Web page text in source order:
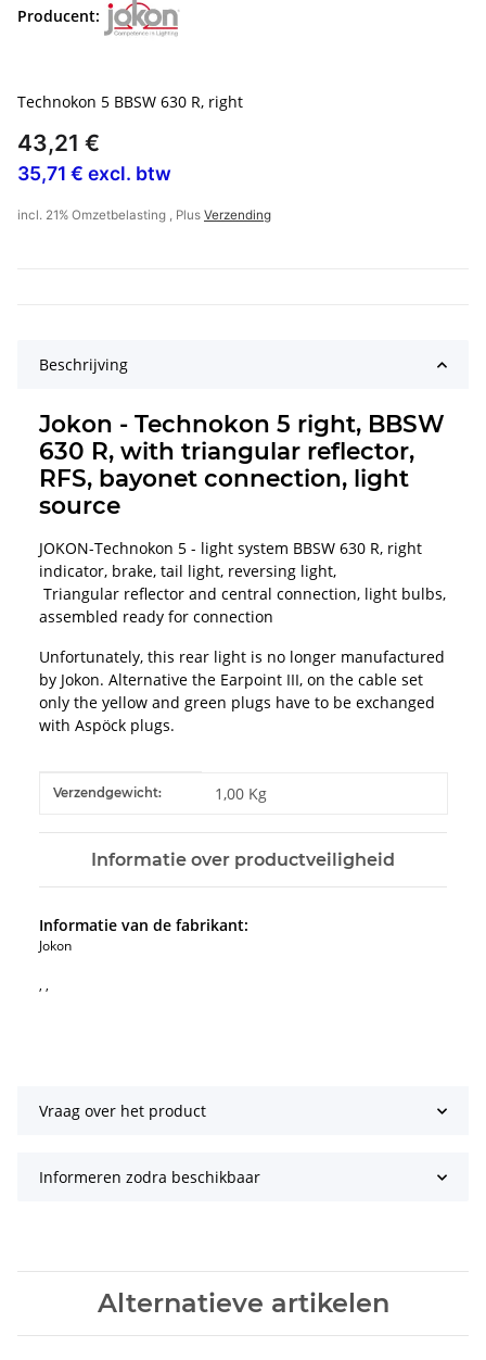
Producent:
Technokon 5 BBSW 630 R, right
43,21 €
35,71 € excl. btw
incl. 21% Omzetbelasting , Plus Verzending
Beschrijving
Jokon - Technokon 5 right, BBSW
630 R, with triangular reflector,
RFS, bayonet connection, light
source
JOKON-Technokon 5 - light system BBSW 630 R, right
indicator, brake, tail light, reversing light,
Triangular reflector and central connection, light bulbs,
assembled ready for connection
Unfortunately, this rear light is no longer manufactured
by Jokon. Alternative the Earpoint III, on the cable set
only the yellow and green plugs have to be exchanged
with Aspöck plugs.
#productDetails.itemInformation#
#productDetails.itemValue#
Verzendgewicht: 1,00 Kg
Informatie over productveiligheid
Informatie van de fabrikant:
Jokon
, ,
Vraag over het product
Informeren zodra beschikbaar
Alternatieve artikelen